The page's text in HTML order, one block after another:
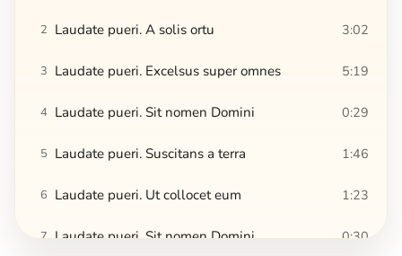
2 Laudate pueri. A solis ortu 3:02
3 Laudate pueri. Excelsus super omnes 5:19
4 Laudate pueri. Sit nomen Domini 0:29
5 Laudate pueri. Suscitans a terra 1:46
6 Laudate pueri. Ut collocet eum 1:23
7 Laudate pueri. Sit nomen Domini 0:30